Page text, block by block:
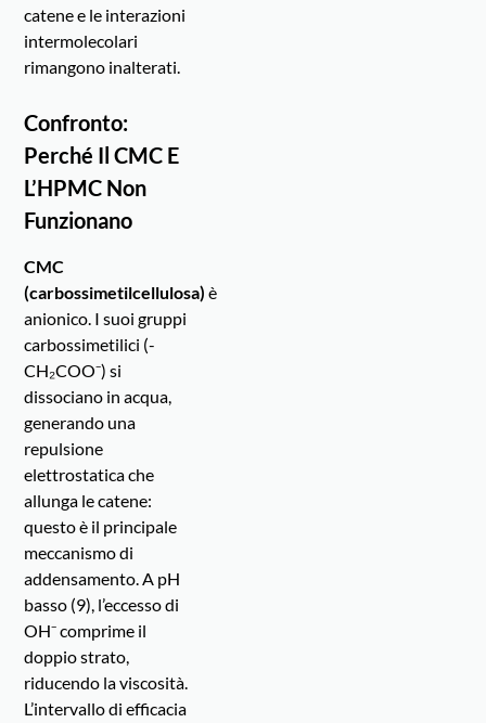
catene e le interazioni
intermolecolari
rimangono inalterati.
Confronto:
Perché Il CMC E
L’HPMC Non
Funzionano
CMC
(carbossimetilcellulosa) è
anionico. I suoi gruppi
carbossimetilici (-
CH₂COO⁻) si
dissociano in acqua,
generando una
repulsione
elettrostatica che
allunga le catene:
questo è il principale
meccanismo di
addensamento. A pH
basso (9), l’eccesso di
OH⁻ comprime il
doppio strato,
riducendo la viscosità.
L’intervallo di efficacia